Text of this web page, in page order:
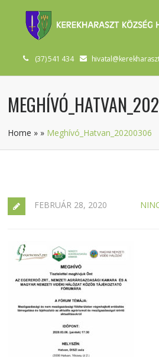
(37) 541 434
Home » » Meghívó_Hatvan_20200306
FEBRUÁR 28, 2020